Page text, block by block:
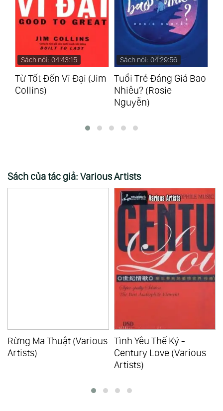
Sách nói: 04:43:15
Từ Tốt Đến Vĩ Đại (Jim
Collins)
Sách nói: 04:29:56
Tuổi Trẻ Đáng Giá Bao
Nhiêu? (Rosie
Nguyễn)
Sách của tác giả: Various Artists
Tình Yêu Thế Kỷ -
Century Love (Various
Năng Lượng Tinh
Tình Yêu Của Đất